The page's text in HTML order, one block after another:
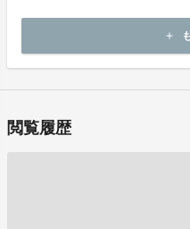
商品到着後14日以内に起案者ま
起案者から対応方法をお客様宛
add
閲覧履歴